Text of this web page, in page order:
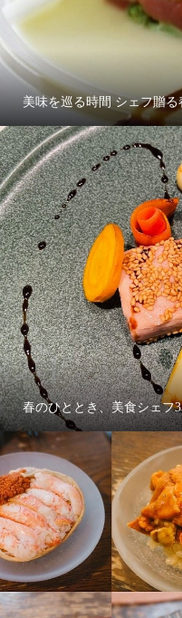
美味を巡る時間 シェフ贈る
春のひととき、美食シェフ